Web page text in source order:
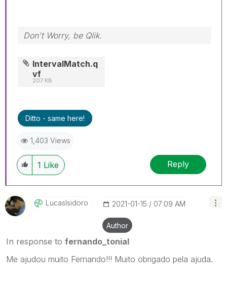
Don't Worry, be Qlik.
IntervalMatch.q
vf
207 KB
Ditto - same here!
1,403 Views
1 Like Reply
LucasIsidoro ‎2021-01-15 07:09 AM
Author
In response to fernando_tonial
Me ajudou muito Fernando!!! Muito obrigado pela ajuda.